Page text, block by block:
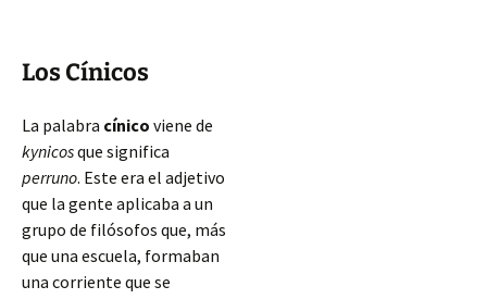
Los Cínicos
La palabra cínico viene de
kynicosque significa
perruno. Este era el adjetivo
que la gente aplicaba a un
grupo de filósofos que, más
que una escuela, formaban
una corriente que se